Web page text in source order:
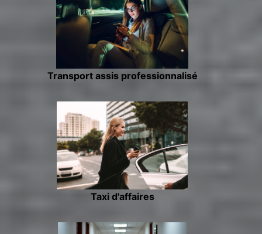
Transport assis professionnalisé
Taxi d'affaires